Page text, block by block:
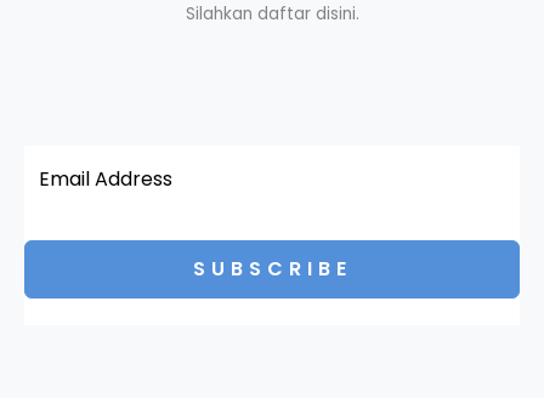
Silahkan daftar disini.
SUBSCRIBE